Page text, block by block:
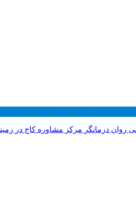
روان درمانگر مرکز مشاوره کاج در